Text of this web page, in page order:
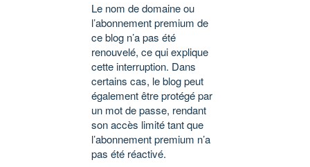
Le nom de domaine ou
l’abonnement premium de
ce blog n’a pas été
renouvelé, ce qui explique
cette interruption. Dans
certains cas, le blog peut
également être protégé par
un mot de passe, rendant
son accès limité tant que
l’abonnement premium n’a
pas été réactivé.